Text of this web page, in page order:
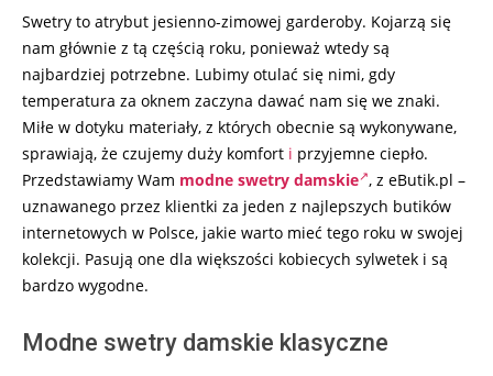
Swetry to atrybut jesienno-zimowej garderoby. Kojarzą się
nam głównie z tą częścią roku, ponieważ wtedy są
najbardziej potrzebne. Lubimy otulać się nimi, gdy
temperatura za oknem zaczyna dawać nam się we znaki.
Miłe w dotyku materiały, z których obecnie są wykonywane,
sprawiają, że czujemy duży komfort i przyjemne ciepło.
Przedstawiamy Wam modne swetry damskie , z eButik.pl –
uznawanego przez klientki za jeden z najlepszych butików
internetowych w Polsce, jakie warto mieć tego roku w swojej
kolekcji. Pasują one dla większości kobiecych sylwetek i są
bardzo wygodne.
Modne swetry damskie klasyczne